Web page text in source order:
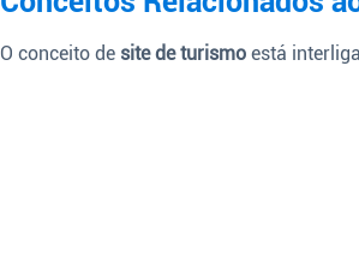
O conceito de site de turismo está